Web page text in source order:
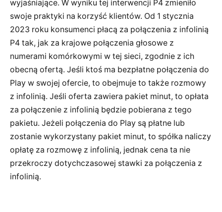
wyjaśniające. W wyniku tej interwencji P4 zmieniło
swoje praktyki na korzyść klientów. Od 1 stycznia
2023 roku konsumenci płacą za połączenia z infolinią
P4 tak, jak za krajowe połączenia głosowe z
numerami komórkowymi w tej sieci, zgodnie z ich
obecną ofertą. Jeśli ktoś ma bezpłatne połączenia do
Play w swojej ofercie, to obejmuje to także rozmowy
z infolinią. Jeśli oferta zawiera pakiet minut, to opłata
za połączenie z infolinią będzie pobierana z tego
pakietu. Jeżeli połączenia do Play są płatne lub
zostanie wykorzystany pakiet minut, to spółka naliczy
opłatę za rozmowę z infolinią, jednak cena ta nie
przekroczy dotychczasowej stawki za połączenia z
infolinią.